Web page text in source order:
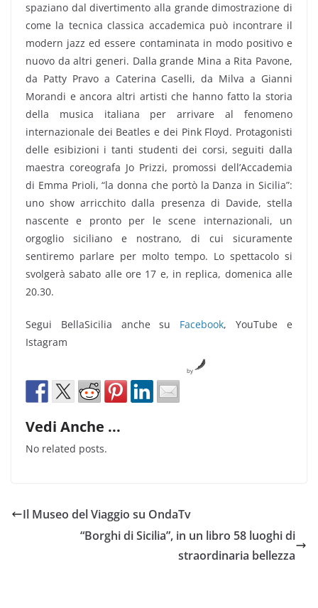
spaziano dal divertimento alla grande dimostrazione di
come la tecnica classica accademica può incontrare il
modern jazz ed essere contaminata in modo positivo e
nuovo da altri generi. Dalla grande Mina a Rita Pavone,
da Patty Pravo a Caterina Caselli, da Milva a Gianni
Morandi e ancora altri artisti che hanno fatto la storia
della musica italiana per arrivare al fenomeno
internazionale dei Beatles e dei Pink Floyd. Protagonisti
delle esibizioni i tanti studenti dei corsi, seguiti dalla
maestra coreografa Jo Prizzi, promossi dell’Accademia
di Emma Prioli, “la donna che portò la Danza in Sicilia”:
uno show arricchito dalla presenza di Davide, stella
nascente e pronto per le scene internazionali, un
orgoglio siciliano e nostrano, di cui sicuramente
sentiremo parlare per molto tempo. Lo spettacolo si
svolgerà sabato alle ore 17 e, in replica, domenica alle
20.30.
Segui BellaSicilia anche su Facebook, YouTube e
Istagram
by
Vedi Anche ...
No related posts.
Il Museo del Viaggio su OndaTv
“Borghi di Sicilia”, in un libro 58 luoghi di
straordinaria bellezza